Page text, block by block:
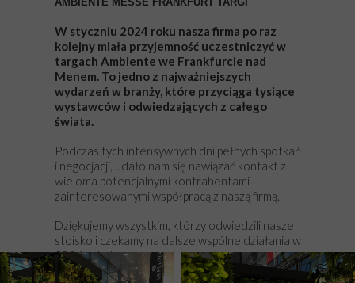
W styczniu 2024 roku nasza firma po raz
kolejny miała przyjemność uczestniczyć w
targach Ambiente we Frankfurcie nad
Menem. To jedno z najważniejszych
wydarzeń w branży, które przyciąga tysiące
wystawców i odwiedzających z całego
świata.
Podczas tych intensywnych dni pełnych spotkań
i negocjacji, udało nam się nawiązać kontakt z
wieloma potencjalnymi kontrahentami
zainteresowanymi współpracą z naszą firmą.
Dziękujemy wszystkim, którzy odwiedzili nasze
stoisko i czekamy na dalsze wspólne działania w
2024 roku!